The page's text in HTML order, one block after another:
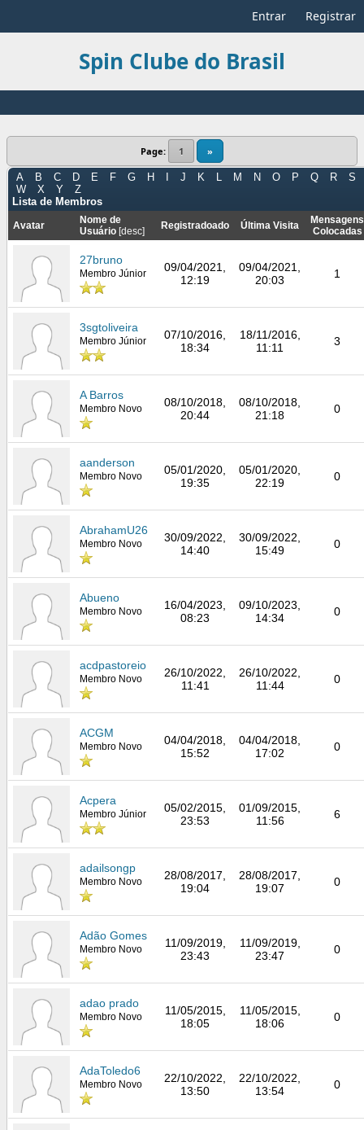
Entrar Registrar
Spin Clube do Brasil
Page: 1 »
A B C D E F G H J K M N O P Q R
S
W
X Y
Z
Lista de Membros
Avatar
Nome de
Usuário [desc] Registradoado Última Visita
Mensagens
Colocadas
27bruno
Membro Júnior
09/04/2021,
12:19
09/04/2021,
20:03
1
3sgtoliveira
Membro Júnior
07/10/2016,
18:34
18/11/2016,
11:11
3
A Barros
Membro Novo
08/10/2018,
20:44
08/10/2018,
21:18
0
aanderson
Membro Novo
05/01/2020,
19:35
05/01/2020,
22:19
0
AbrahamU26
Membro Novo
30/09/2022,
14:40
30/09/2022,
15:49
0
Abueno
Membro Novo
16/04/2023,
08:23
09/10/2023,
14:34
0
acdpastoreio
Membro Novo
26/10/2022,
11:41
26/10/2022,
11:44
0
ACGM
Membro Novo
04/04/2018,
15:52
04/04/2018,
17:02
0
Acpera
Membro Júnior
05/02/2015,
23:53
01/09/2015,
11:56
6
adailsongp
Membro Novo
28/08/2017,
19:04
28/08/2017,
19:07
0
Adão Gomes
Membro Novo
11/09/2019,
23:43
11/09/2019,
23:47
0
adao prado
Membro Novo
11/05/2015,
18:05
11/05/2015,
18:06
0
AdaToledo6
Membro Novo
22/10/2022,
13:50
22/10/2022,
13:54
0